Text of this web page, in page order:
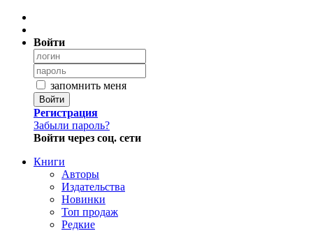
Войти
запомнить меня
Войти
Регистрация
Забыли пароль?
Войти через соц. сети
Книги
Авторы
Издательства
Новинки
Топ продаж
Редкие